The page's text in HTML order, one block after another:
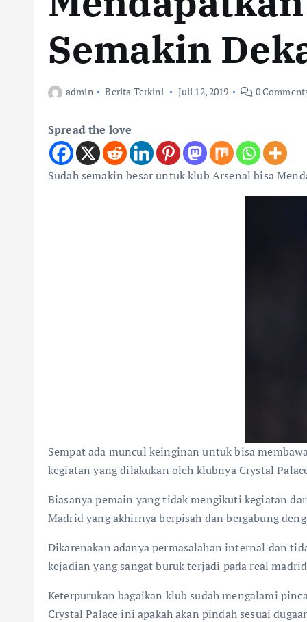
Semakin
admin Berita Terkini Juli 12, 2019 0
Spread the love
Sudah semakin besar untuk klub Arsenal bisa
Sempat ada muncul keinginan untuk bisa
kegiatan yang dilakukan oleh klubnya Crystal
Biasanya pemain yang tidak mengikuti kegiatan
Madrid yang akhirnya berpisah dan bergabung
Dikarenakan adanya permasalahan internal dan
kejadian yang sangat buruk terjadi pada real
Keterpurukan bagaikan klub sudah mengalami
Crystal Palace ini apakah akan pindah sesuai